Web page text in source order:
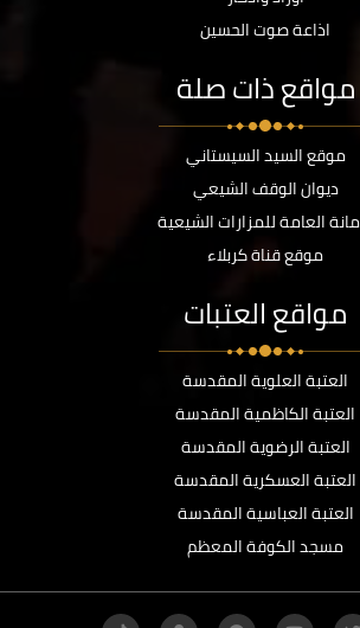
اذاعة صوت الحسين
مواقع ذات صلة
موقع السيد السيستاني
ديوان الوقف الشيعي
العامة للمزارات الشيعية
موقع قناة كربلاء
مواقع العتبات
العتبة العلوية المقدسة
العتبة الكاظمية المقدسة
العتبة الرضوية المقدسة
العتبة العسكرية المقدسة
العتبة العباسية المقدسة
مسجد الكوفة المعظم